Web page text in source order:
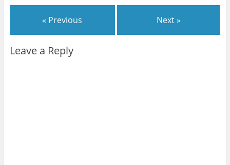
« Previous Next »
Leave a Reply